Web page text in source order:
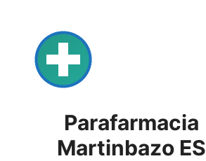
content
Parafarmacia
Martinbazo ES